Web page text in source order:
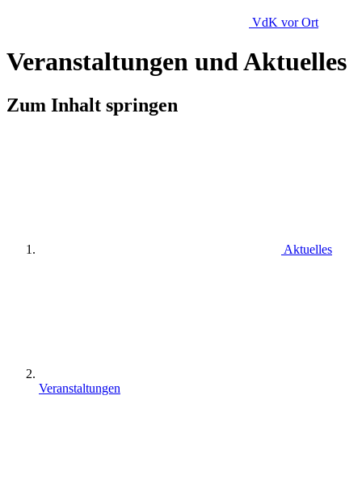
VdK vor Ort
Veranstaltungen und Aktuelles
Zum Inhalt springen
Aktuelles
Veranstaltungen